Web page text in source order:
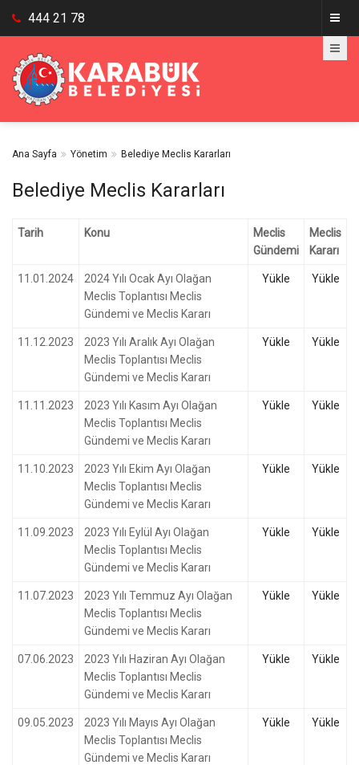
444 21 78
Ana Sayfa Yönetim Belediye Meclis Kararları
Belediye Meclis Kararları
Tarih Konu
Meclis
Gündemi
Meclis
Kararı
11.01.2024
2024 Yılı Ocak Ayı Olağan
Meclis Toplantısı Meclis
Gündemi ve Meclis Kararı
Yükle Yükle
11.12.2023
2023 Yılı Aralık Ayı Olağan
Meclis Toplantısı Meclis
Gündemi ve Meclis Kararı
Yükle Yükle
11.11.2023
2023 Yılı Kasım Ayı Olağan
Meclis Toplantısı Meclis
Gündemi ve Meclis Kararı
Yükle Yükle
11.10.2023
2023 Yılı Ekim Ayı Olağan
Meclis Toplantısı Meclis
Gündemi ve Meclis Kararı
Yükle Yükle
11.09.2023
2023 Yılı Eylül Ayı Olağan
Meclis Toplantısı Meclis
Gündemi ve Meclis Kararı
Yükle Yükle
11.07.2023
2023 Yılı Temmuz Ayı Olağan
Meclis Toplantısı Meclis
Gündemi ve Meclis Kararı
Yükle Yükle
07.06.2023
2023 Yılı Haziran Ayı Olağan
Meclis Toplantısı Meclis
Gündemi ve Meclis Kararı
Yükle Yükle
09.05.2023
2023 Yılı Mayıs Ayı Olağan
Meclis Toplantısı Meclis
Gündemi ve Meclis Kararı
Yükle Yükle